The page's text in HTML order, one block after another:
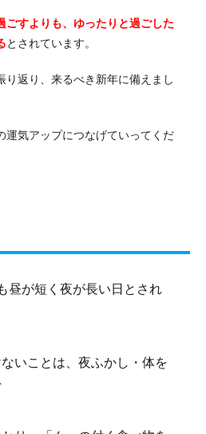
ごすよりも、ゆったりと過ごした
とされています。
り返り、来るべき新年に備えまし
運気アップにつなげていってくだ
昼が短く夜が長い日とされ
いことは、夜ふかし・体を